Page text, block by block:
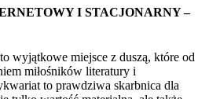
I STACJONARNY –
to wyjątkowe miejsce z duszą, które od
miłośników literatury i
to prawdziwa skarbnica dla